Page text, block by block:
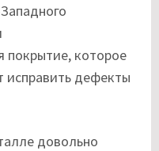
покрытие, которое
исправить дефекты
довольно